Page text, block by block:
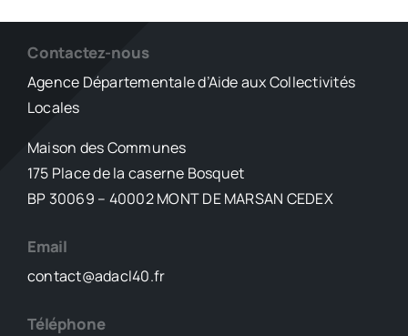
Contactez-nous
Agence Départementale d’Aide aux Collectivités
Locales
Maison des Communes
175 Place de la caserne Bosquet
BP 30069 – 40002 MONT DE MARSAN CEDEX
Email
contact@adacl40.fr
Téléphone